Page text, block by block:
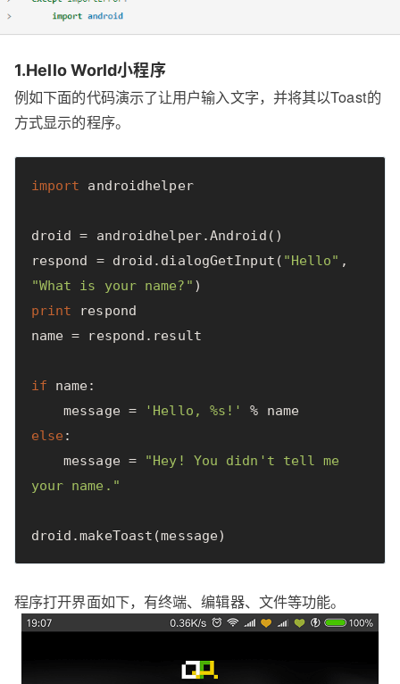
1.Hello World小程序
例如下面的代码演示了让用户输入文字，并将其以Toast的
方式显示的程序。
import androidhelper
droid = androidhelper.Android ()
respond
= droid . dialogGetInput ( "Hello" ,
"What is your name?" )
print
respond
name = respond . result
if name:
message = 'Hello, %s!' %
name
else :
message =
"Hey! You didn't tell me
your name."
droid .makeToast (message)
程序打开界面如下，有终端、编辑器、文件等功能。